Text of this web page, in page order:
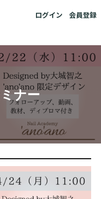
ログイン 会員登録
ナー